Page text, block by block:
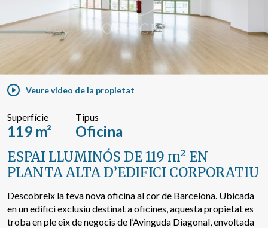
Cercar per text o referència
Cerca avançada
Veure video de la propietat
Superfície
119 m²
Tipus
Oficina
ESPAI LLUMINÓS DE 119 m² EN
PLANTA ALTA D’EDIFICI CORPORATIU
Descobreix la teva nova oficina al cor de Barcelona. Ubicada
en un edifici exclusiu destinat a oficines, aquesta propietat es
troba en ple eix de negocis de l’Avinguda Diagonal, envoltada